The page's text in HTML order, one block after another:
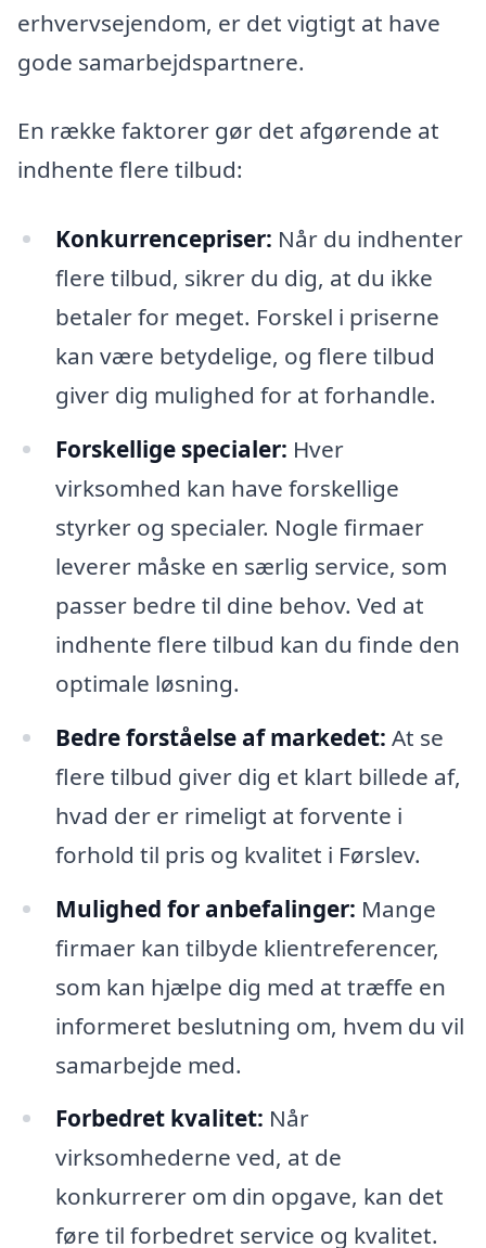
erhvervsejendom, er det vigtigt at have
gode samarbejdspartnere.
En række faktorer gør det afgørende at
indhente flere tilbud:
Konkurrencepriser: Når du indhenter
flere tilbud, sikrer du dig, at du ikke
betaler for meget. Forskel i priserne
kan være betydelige, og flere tilbud
giver dig mulighed for at forhandle.
Forskellige specialer: Hver
virksomhed kan have forskellige
styrker og specialer. Nogle firmaer
leverer måske en særlig service, som
passer bedre til dine behov. Ved at
indhente flere tilbud kan du finde den
optimale løsning.
Bedre forståelse af markedet: At se
flere tilbud giver dig et klart billede af,
hvad der er rimeligt at forvente i
forhold til pris og kvalitet i Førslev.
Mulighed for anbefalinger: Mange
firmaer kan tilbyde klientreferencer,
som kan hjælpe dig med at træffe en
informeret beslutning om, hvem du vil
samarbejde med.
Forbedret kvalitet: Når
virksomhederne ved, at de
konkurrerer om din opgave, kan det
føre til forbedret service og kvalitet.